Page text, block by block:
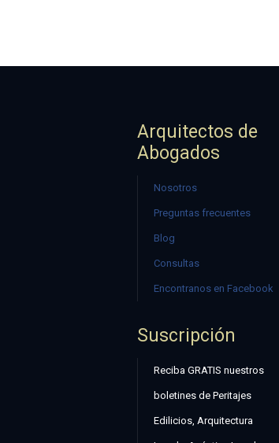
Arquitectos de
Abogados
Nosotros
Preguntas frecuentes
Blog
Consultas
Encontranos en Facebook
Suscripción
Reciba GRATIS nuestros
boletines de Peritajes
Edilicios, Arquitectura